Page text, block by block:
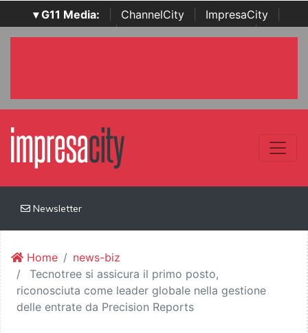
▾ G11 Media: ChannelCity ImpresaCity
SecurityOpenLab | Italian Channel Awards | Italian
Newsletter
Home
news-biz
Tecnotree si assicura il primo posto,
riconosciuta come leader globale nella gestione
delle entrate da Precision Reports